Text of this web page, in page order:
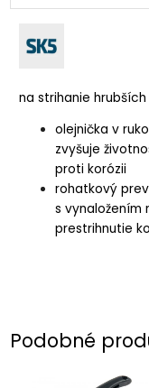
na strihanie
olejnička v
zvyšuje
proti korózii
rohatkový
s vynaložením
prestrihnutie
Podobné